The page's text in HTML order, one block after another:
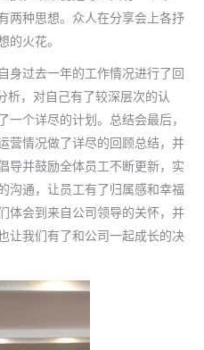
两种思想。众人在分享会上各抒
的火花。
身过去一年的工作情况进行了回
析，对自己有了较深层次的认
一个详尽的计划。总结会最后，
营情况做了详尽的回顾总结，并
导并鼓励全体员工不断更新，实
沟通，让员工有了归属感和幸福
体会到来自公司领导的关怀，并
让我们有了和公司一起成长的决